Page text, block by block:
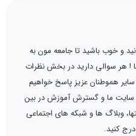
و خوب باشید تا جامعه مون به
! هر سوالی دارید در بخش نظرات
هموطنان عزیز پاسخ خواهیم
سایت ما و گسترش آموزش در بین
وبلاگ ها و شبکه های اجتماعی
کنید.